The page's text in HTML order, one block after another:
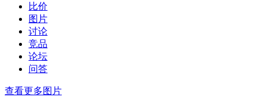
比价
图片
讨论
竞品
论坛
问答
查看更多图片